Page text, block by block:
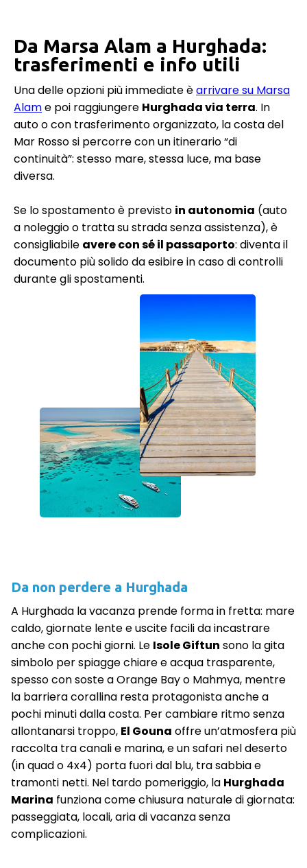
Da Marsa Alam a Hurghada:
trasferimenti e info utili
Una delle opzioni più immediate èarrivare su Marsa
Alame poi raggiungere Hurghada via terra. In
auto o con trasferimento organizzato, la costa del
Mar Rosso si percorre con un itinerario “di
continuità”: stesso mare, stessa luce, ma base
diversa.
Se lo spostamento è previsto in autonomia (auto
a noleggio o tratta su strada senza assistenza), è
consigliabile avere con sé il passaporto: diventa il
documento più solido da esibire in caso di controlli
durante gli spostamenti.
Da non perdere a Hurghada
A Hurghada la vacanza prende forma in fretta: mare
caldo, giornate lente e uscite facili da incastrare
anche con pochi giorni. Le Isole Giftun sono la gita
simbolo per spiagge chiare e acqua trasparente,
spesso con soste a Orange Bay o Mahmya, mentre
la barriera corallina resta protagonista anche a
pochi minuti dalla costa. Per cambiare ritmo senza
allontanarsi troppo, El Gouna offre un’atmosfera più
raccolta tra canali e marina, e un safari nel deserto
(in quad o 4x4) porta fuori dal blu, tra sabbia e
tramonti netti. Nel tardo pomeriggio, la Hurghada
Marina funziona come chiusura naturale di giornata:
passeggiata, locali, aria di vacanza senza
complicazioni.